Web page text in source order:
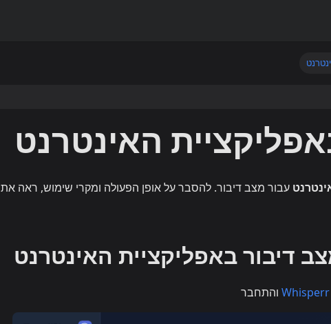
האינטרנט
עבור מצב דיבור. להסבר על אופן הפעולה ומקרי שימוש, ראה את
דיבור באפליקציית האינטרנט
והתחבר